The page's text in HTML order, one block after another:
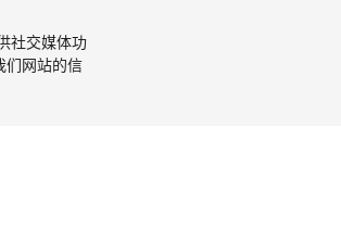
Publication 2020.1
社交媒体功
们网站的信